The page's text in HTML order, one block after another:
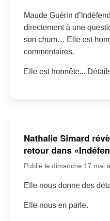
Maude Guérin
directement à une
son chum… Elle est
commentaires.
Elle est honnête...
Nathalie Simard
retour dans
Publié le dimanche 17 mai
Elle nous donne des
Elle nous en parle.